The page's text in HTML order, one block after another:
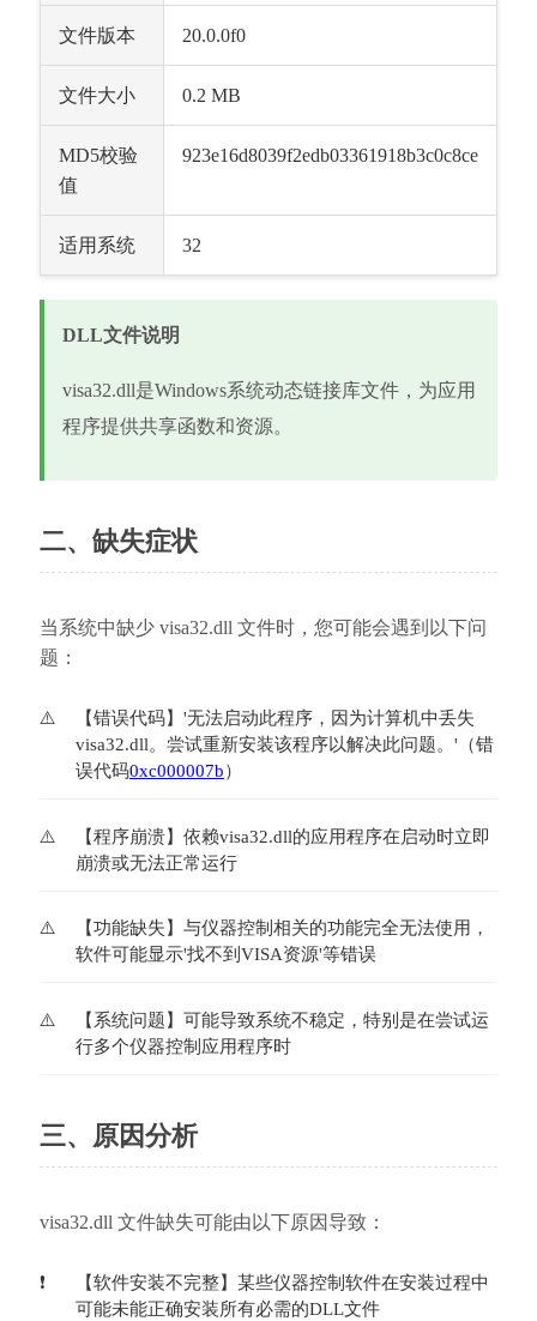
文件版本 20.0.0f0
文件大小 0.2 MB
MD5校验
值
923e16d8039f2edb03361918b3c0c8ce
适用系统 32
DLL文件说明
visa32.dll是Windows系统动态链接库文件，为应用
程序提供共享函数和资源。
二、缺失症状
当系统中缺少 visa32.dll 文件时，您可能会遇到以下问
题：
【错误代码】'无法启动此程序，因为计算机中丢失
visa32.dll。尝试重新安装该程序以解决此问题。'（错
误代码0xc000007b）
【程序崩溃】依赖visa32.dll的应用程序在启动时立即
崩溃或无法正常运行
【功能缺失】与仪器控制相关的功能完全无法使用，
软件可能显示'找不到VISA资源'等错误
【系统问题】可能导致系统不稳定，特别是在尝试运
行多个仪器控制应用程序时
三、原因分析
visa32.dll 文件缺失可能由以下原因导致：
【软件安装不完整】某些仪器控制软件在安装过程中
可能未能正确安装所有必需的DLL文件